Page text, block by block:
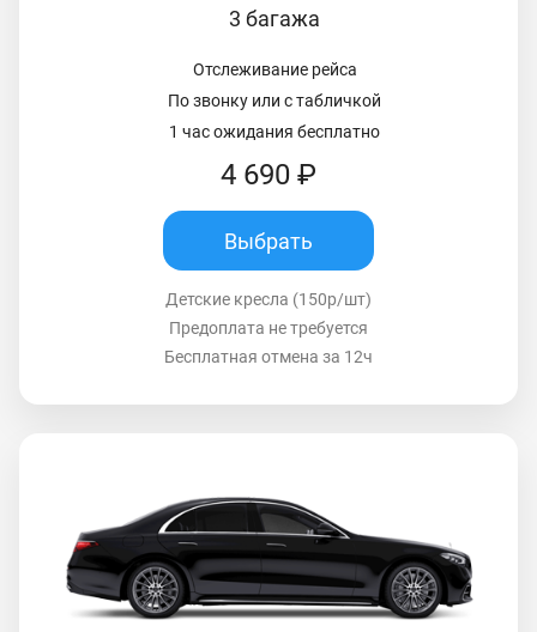
3 багажа
Отслеживание рейса
По звонку или с табличкой
1 час ожидания бесплатно
4 690 ₽
Выбрать
Детские кресла (150р/шт)
Предоплата не требуется
Бесплатная отмена за 12ч